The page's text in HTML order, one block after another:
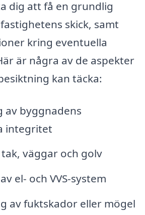
dig att få en grundlig
skick, samt
kring eventuella
är några av de aspekter
kan täcka:
av byggnadens
integritet
väggar och golv
el- och VVS-system
av fuktskador eller mögel